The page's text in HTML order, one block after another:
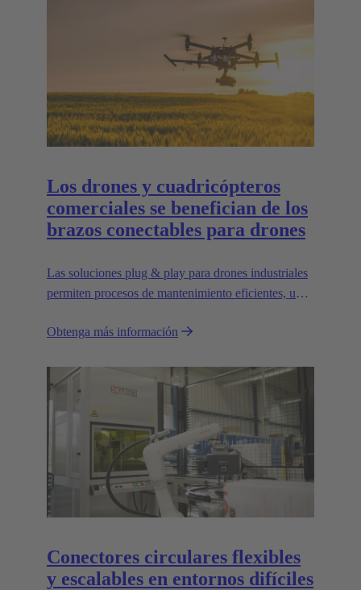
Los drones y cuadricópteros
comerciales se benefician de los
brazos conectables para drones
Las soluciones plug & play para drones industriales
permiten procesos de mantenimiento eficientes, un
escalabilidad, por ejemplo, para transportar cargas
Obtenga más información
Conectores circulares flexibles
y escalables en entornos difíciles